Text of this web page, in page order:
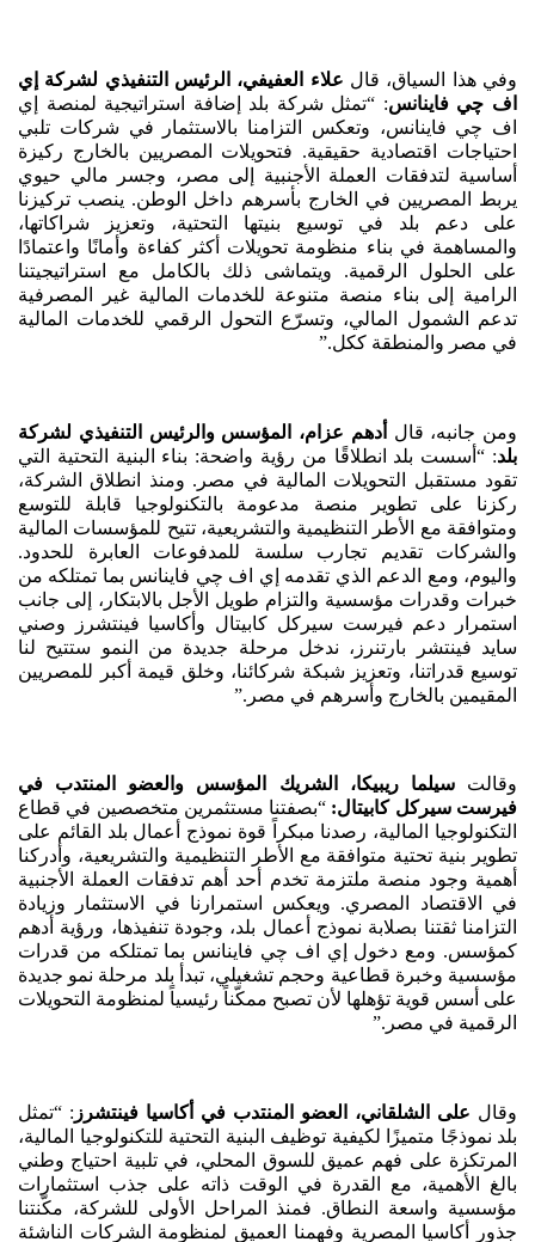
وفي هذا السياق، قال علاء العفيفي، الرئيس التنفيذي لشركة إي
اف چي فاينانس: “تمثل شركة بلد إضافة استراتيجية لمنصة إي
اف چي فاينانس، وتعكس التزامنا بالاستثمار في شركات تلبي
احتياجات اقتصادية حقيقية. فتحويلات المصريين بالخارج ركيزة
أساسية لتدفقات العملة الأجنبية إلى مصر، وجسر مالي حيوي
يربط المصريين في الخارج بأسرهم داخل الوطن. ينصب تركيزنا
على دعم بلد في توسيع بنيتها التحتية، وتعزيز شراكاتها،
والمساهمة في بناء منظومة تحويلات أكثر كفاءة وأمانًا واعتمادًا
على الحلول الرقمية. ويتماشى ذلك بالكامل مع استراتيجيتنا
الرامية إلى بناء منصة متنوعة للخدمات المالية غير المصرفية
تدعم الشمول المالي، وتسرّع التحول الرقمي للخدمات المالية
في مصر والمنطقة ككل.”
ومن جانبه، قال أدهم عزام، المؤسس والرئيس التنفيذي لشركة
بلد: “أسست بلد انطلاقًا من رؤية واضحة: بناء البنية التحتية التي
تقود مستقبل التحويلات المالية في مصر. ومنذ انطلاق الشركة،
ركزنا على تطوير منصة مدعومة بالتكنولوجيا قابلة للتوسع
ومتوافقة مع الأطر التنظيمية والتشريعية، تتيح للمؤسسات المالية
والشركات تقديم تجارب سلسة للمدفوعات العابرة للحدود.
واليوم، ومع الدعم الذي تقدمه إي اف چي فاينانس بما تمتلكه من
خبرات وقدرات مؤسسية والتزام طويل الأجل بالابتكار، إلى جانب
استمرار دعم فيرست سيركل كابيتال وأكاسيا فينتشرز وصني
سايد فينتشر بارتنرز، ندخل مرحلة جديدة من النمو ستتيح لنا
توسيع قدراتنا، وتعزيز شبكة شركائنا، وخلق قيمة أكبر للمصريين
المقيمين بالخارج وأسرهم في مصر.”
وقالتسيلما ريبيكا، الشريك المؤسس والعضو المنتدب في
فيرست سيركل كابيتال: “بصفتنا مستثمرين متخصصين في قطاع
التكنولوجيا المالية، رصدنا مبكراً قوة نموذج أعمال بلد القائم على
تطوير بنية تحتية متوافقة مع الأطر التنظيمية والتشريعية، وأدركنا
أهمية وجود منصة ملتزمة تخدم أحد أهم تدفقات العملة الأجنبية
في الاقتصاد المصري. ويعكس استمرارنا في الاستثمار وزيادة
التزامنا ثقتنا بصلابة نموذج أعمال بلد، وجودة تنفيذها، ورؤية أدهم
كمؤسس. ومع دخول إي اف چي فاينانس بما تمتلكه من قدرات
مؤسسية وخبرة قطاعية وحجم تشغيلي، تبدأ بلد مرحلة نمو جديدة
على أسس قوية تؤهلها لأن تصبح ممكّناً رئيسياً لمنظومة التحويلات
الرقمية في مصر.”
وقال على الشلقاني، العضو المنتدب في أكاسيا فينتشرز : “تمثل
بلد نموذجًا متميزًا لكيفية توظيف البنية التحتية للتكنولوجيا المالية،
المرتكزة على فهم عميق للسوق المحلي، في تلبية احتياج وطني
بالغ الأهمية، مع القدرة في الوقت ذاته على جذب استثمارات
مؤسسية واسعة النطاق. فمنذ المراحل الأولى للشركة، مكّنتنا
جذور أكاسيا المصرية وفهمنا العميق لمنظومة الشركات الناشئة